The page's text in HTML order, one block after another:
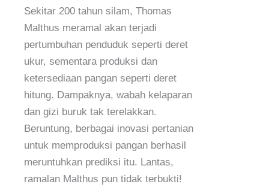
Sekitar 200 tahun silam, Thomas
Malthus meramal akan terjadi
pertumbuhan penduduk seperti deret
ukur, sementara produksi dan
ketersediaan pangan seperti deret
hitung. Dampaknya, wabah kelaparan
dan gizi buruk tak terelakkan.
Beruntung, berbagai inovasi pertanian
untuk memproduksi pangan berhasil
meruntuhkan prediksi itu. Lantas,
ramalan Malthus pun tidak terbukti!